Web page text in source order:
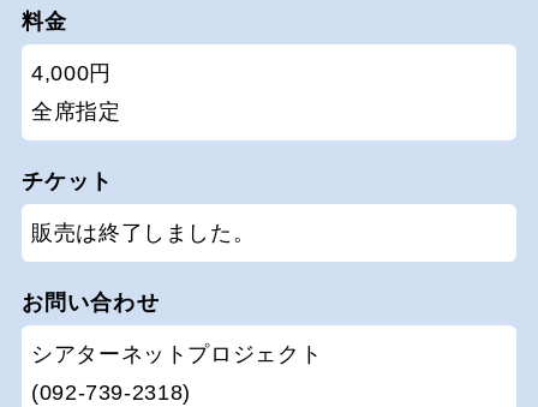
料金
4,000円
全席指定
チケット
販売は終了しました。
お問い合わせ
シアターネットプロジェクト
(092-739-2318)